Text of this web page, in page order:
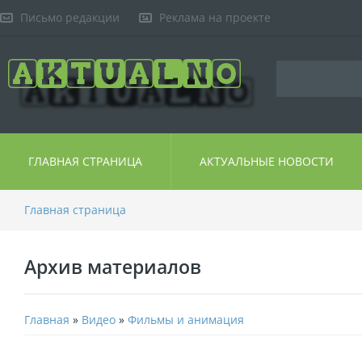
Письмо редакции Реклама на проекте
ГЛАВНАЯ СТРАНИЦА АКТУАЛЬНЫЕ НОВОСТИ
Главная страница
Архив материалов
Главная » Видео » Фильмы и анимация